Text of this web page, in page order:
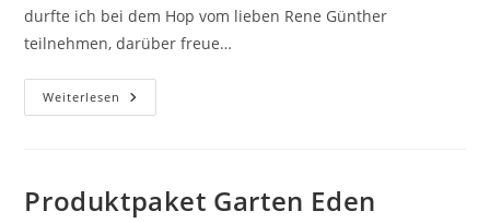
durfte ich bei dem Hop vom lieben Rene Günther
teilnehmen, darüber freue…
Weiterlesen
Produktpaket Garten Eden